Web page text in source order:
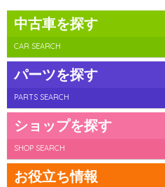
中古車を探す
CAR SEARCH
パーツを探す
PARTS SEARCH
ショップを探す
SHOP SEARCH
お役立ち情報